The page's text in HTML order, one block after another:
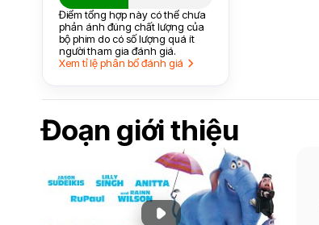
Điểm tổng hợp này có thể chưa
phản ánh đúng chất lượng của
bộ phim do có số lượng quá ít
người tham gia đánh giá.
Xem tỉ lệ phân bổ đánh giá
Đoạn giới thiệu
Phát đoạn giới thiệu